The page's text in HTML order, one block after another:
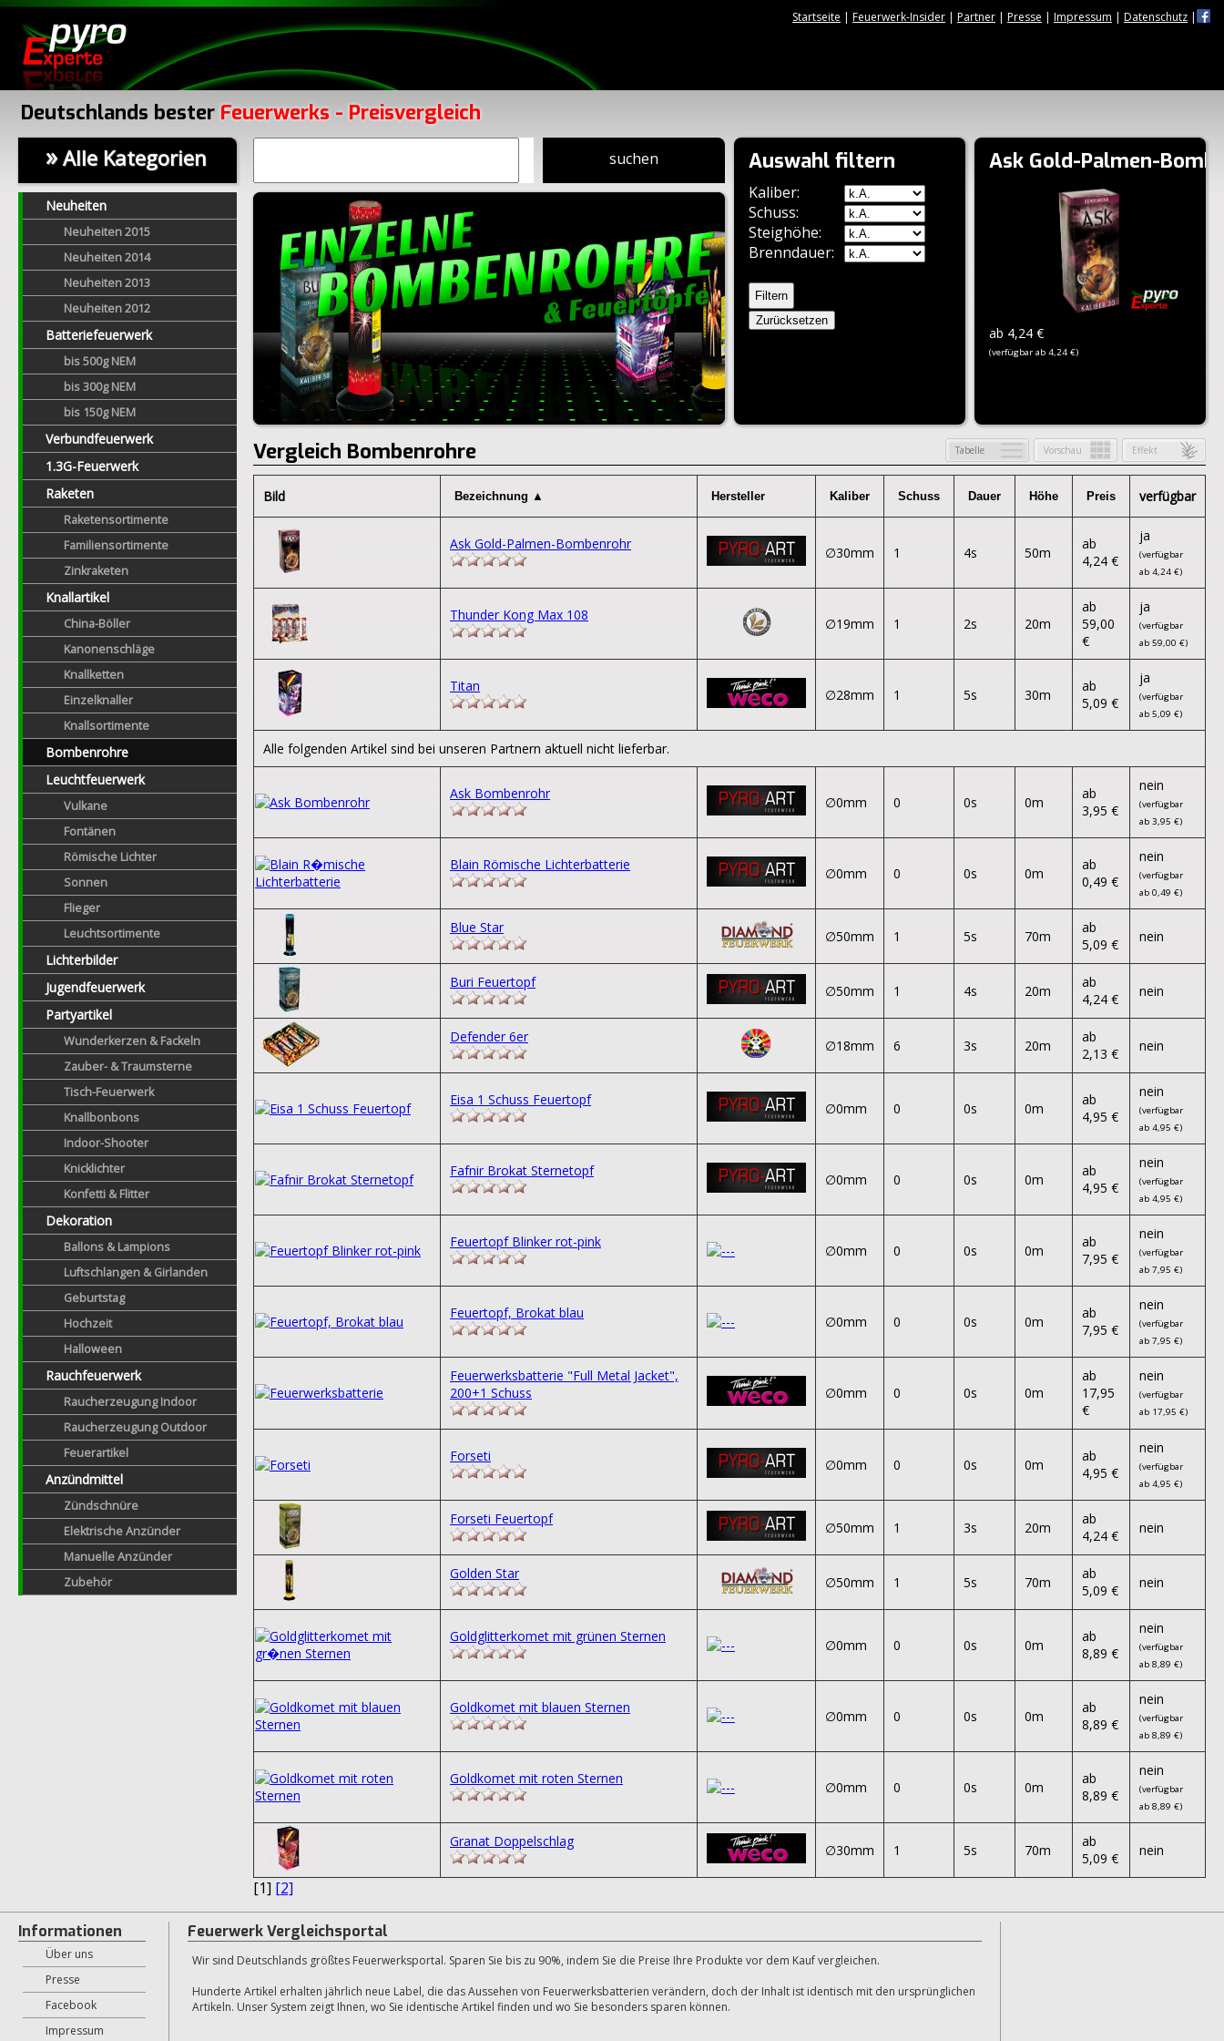
Startseite | Feuerwerk-Insider | Partner | Presse | Impressum | Datenschutz |
Deutschlands bester Feuerwerks - Preisvergleich
»Alle Kategorien
Neuheiten
Neuheiten 2015
Neuheiten 2014
Neuheiten 2013
Neuheiten 2012
Batteriefeuerwerk
bis 500g NEM
bis 300g NEM
bis 150g NEM
Verbundfeuerwerk
1.3G-Feuerwerk
Raketen
Raketensortimente
Familiensortimente
Zinkraketen
Knallartikel
China-Böller
Kanonenschläge
Knallketten
Einzelknaller
Knallsortimente
Bombenrohre
Leuchtfeuerwerk
Vulkane
Fontänen
Römische Lichter
Sonnen
Flieger
Leuchtsortimente
Lichterbilder
Jugendfeuerwerk
Partyartikel
Wunderkerzen & Fackeln
Zauber- & Traumsterne
Tisch-Feuerwerk
Knallbonbons
Indoor-Shooter
Knicklichter
Konfetti & Flitter
Dekoration
Ballons & Lampions
Luftschlangen & Girlanden
Geburtstag
Hochzeit
Halloween
Rauchfeuerwerk
Raucherzeugung Indoor
Raucherzeugung Outdoor
Feuerartikel
Anzündmittel
Zündschnüre
Elektrische Anzünder
Manuelle Anzünder
Zubehör
suchen Auswahl filtern
Kaliber:
Schuss:
Steighöhe:
Brenndauer:
Zurücksetzen
Ask Gold-Palmen-
ab 4,24 €
(verfügbar ab 4,24 €)
Tabelle Vorschau Effekt
Vergleich Bombenrohre
Bild verfügbar
Ask Gold-Palmen-Bombenrohr
∅30mm 1 4s 50m
ab
4,24 €
ja
(verfügbar
ab 4,24 €)
Thunder Kong Max 108
∅19mm 1 2s 20m
ab
59,00
€
ja
(verfügbar
ab 59,00 €)
Titan
∅28mm 1 5s 30m
ab
5,09 €
ja
(verfügbar
ab 5,09 €)
Alle folgenden Artikel sind bei unseren Partnern aktuell nicht lieferbar.
Ask Bombenrohr
∅0mm 0 0s 0m
ab
3,95 €
nein
(verfügbar
ab 3,95 €)
Blain Römische Lichterbatterie
∅0mm 0 0s 0m
ab
0,49 €
nein
(verfügbar
ab 0,49 €)
Blue Star
∅50mm 1 5s 70m
ab
5,09 €
nein
Buri Feuertopf
∅50mm 1 4s 20m
ab
4,24 €
nein
Defender 6er
∅18mm 6 3s 20m
ab
2,13 €
nein
Eisa 1 Schuss Feuertopf
∅0mm 0 0s 0m
ab
4,95 €
nein
(verfügbar
ab 4,95 €)
Fafnir Brokat Sternetopf
∅0mm 0 0s 0m
ab
4,95 €
nein
(verfügbar
ab 4,95 €)
Feuertopf Blinker rot-pink
∅0mm 0 0s 0m
ab
7,95 €
nein
(verfügbar
ab 7,95 €)
Feuertopf, Brokat blau
∅0mm 0 0s 0m
ab
7,95 €
nein
(verfügbar
ab 7,95 €)
Feuerwerksbatterie "Full Metal Jacket",
200+1 Schuss
∅0mm 0 0s 0m
ab
17,95
€
nein
(verfügbar
ab 17,95 €)
Forseti
∅0mm 0 0s 0m
ab
4,95 €
nein
(verfügbar
ab 4,95 €)
Forseti Feuertopf
∅50mm 1 3s 20m
ab
4,24 €
nein
Golden Star
∅50mm 1 5s 70m
ab
5,09 €
nein
Goldglitterkomet mit grünen Sternen
∅0mm 0 0s 0m
ab
8,89 €
nein
(verfügbar
ab 8,89 €)
Goldkomet mit blauen Sternen
∅0mm 0 0s 0m
ab
8,89 €
nein
(verfügbar
ab 8,89 €)
Goldkomet mit roten Sternen
∅0mm 0 0s 0m
ab
8,89 €
nein
(verfügbar
ab 8,89 €)
Granat Doppelschlag
∅30mm 1 5s 70m
ab
5,09 €
nein
[1] [2]
Informationen
Über uns
Presse
Facebook
Impressum
Feuerwerk Vergleichsportal
Wir sind Deutschlands größtes Feuerwerksportal. Sparen Sie bis zu 90%, indem Sie die Preise Ihre Produkte vor dem Kauf vergleichen.
Hunderte Artikel erhalten jährlich neue Label, die das Aussehen von Feuerwerksbatterien verändern, doch der Inhalt ist identisch mit den ursprünglichen
Artikeln. Unser System zeigt Ihnen, wo Sie identische Artikel finden und wo Sie besonders sparen können.